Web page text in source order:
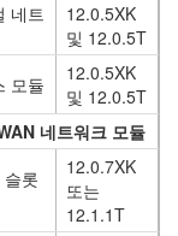
네트
12.0.5XK
및 12.0.5T
모듈
12.0.5XK
및 12.0.5T
네트워크 모듈
롯
12.0.7XK
또는
12.1.1T